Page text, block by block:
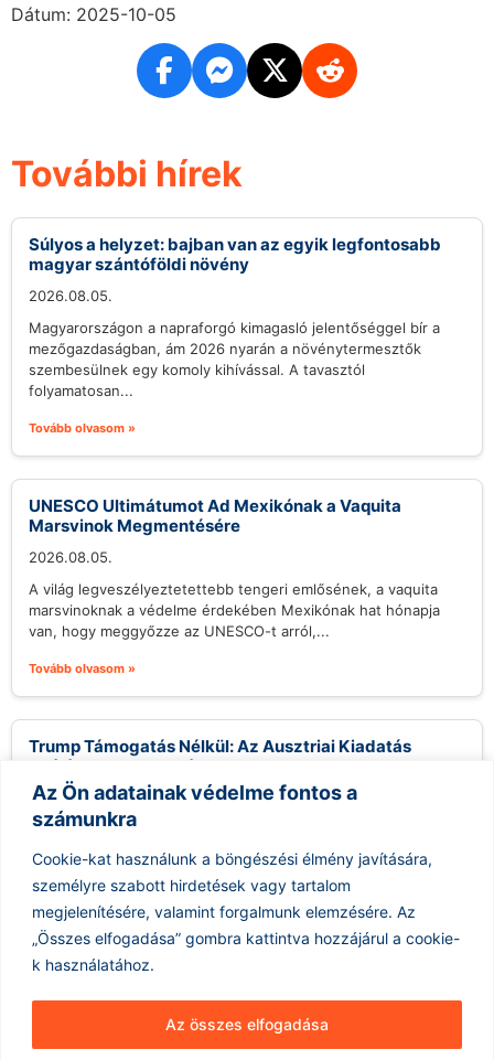
Az Ön adatainak védelme fontos a
számunkra
Cookie-kat használunk a böngészési élmény javítására,
személyre szabott hirdetések vagy tartalom
megjelenítésére, valamint forgalmunk elemzésére. Az
„Összes elfogadása” gombra kattintva hozzájárul a cookie-
k használatához.
Az összes elfogadása
Dátum: 2025-10-05
További hírek
Súlyos a helyzet: bajban van az egyik legfontosabb
magyar szántóföldi növény
2026.08.05.
Magyarországon a napraforgó kimagasló jelentőséggel bír a
mezőgazdaságban, ám 2026 nyarán a növénytermesztők
szembesülnek egy komoly kihívással. A tavasztól
folyamatosan...
Tovább olvasom »
UNESCO Ultimátumot Ad Mexikónak a Vaquita
Marsvinok Megmentésére
2026.08.05.
A világ legveszélyeztetettebb tengeri emlősének, a vaquita
marsvinoknak a védelme érdekében Mexikónak hat hónapja
van, hogy meggyőzze az UNESCO-t arról,...
Tovább olvasom »
Trump Támogatás Nélkül: Az Ausztriai Kiadatás
Szélén a Tate Testvérek
2026.08.05.
Andrew Tate, akit gyakran összefüggésbe hoznak az
erőszakos nőellenességgel és a macho ideológiával, valamint
öccse Tristan már nem számíthatnak az...
Tovább olvasom »